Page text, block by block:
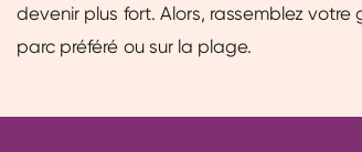
devenir plus fort. Alors, rassemblez
parc préféré ou sur la plage.